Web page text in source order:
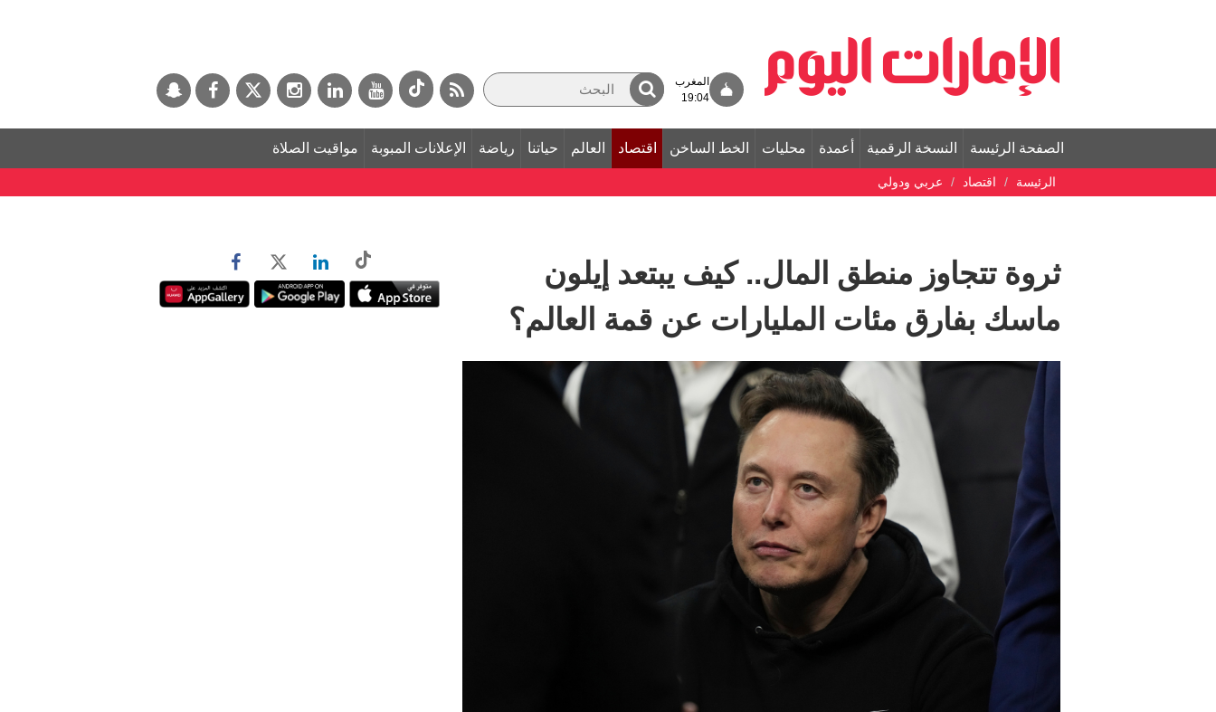
المغرب
19:04
الصفحة الرئيسة النسخة الرقمية أعمدة محليات الخط الساخن اقتصاد العالم حياتنا رياضة الإعلانات المبوبة مواقيت الصلاة
الرئيسة اقتصاد عربي ودولي
ثروة تتجاوز منطق المال.. كيف يبتعد إيلون
ماسك بفارق مئات المليارات عن قمة العالم؟